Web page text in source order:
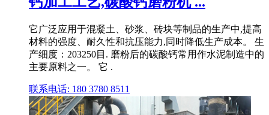
它广泛应用于混凝土、砂浆、砖块等制品的生产中,提高
材料的强度、耐久性和抗压能力,同时降低生产成本。 生
产细度：203250目. 磨粉后的碳酸钙常用作水泥制造中的
主要原料之一。 它 .
联系电话: 180 3780 8511